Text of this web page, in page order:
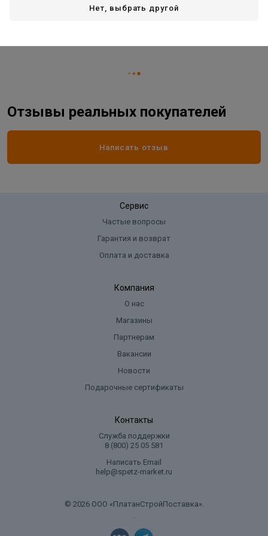
Отзывы реальных покупателей
Написать отзыв
Сервис
Частые вопросы
Гарантия и возврат
Оплата и доставка
Компания
О нас
Магазины
Партнерам
Вакансии
Новости
Подарочные сертификаты
Контакты
Служба поддержки
8 (800) 25 05 581
Написать Email
help@spetz-market.ru
© 2026 ООО «ПлатанСтройПоставка».
.
Нет, выбрать другой